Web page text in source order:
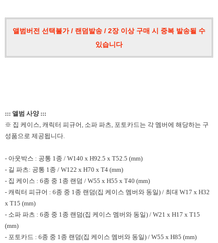
앨범버전 선택불가 / 랜덤발송 / 2장 이상 구매 시 중복 발송될 수
있습니다
::: 앨범 사양 :::
※ 집 케이스, 캐릭터 피규어, 소파 파츠, 포토카드는 각 멤버에 해당하는 구
성품으로 제공됩니다.
- 아웃박스 : 공통 1종 / W140 x H92.5 x T52.5 (mm)
- 길 파츠: 공통 1종 / W122 x H70 x T4 (mm)
- 집 케이스 : 6종 중 1종 랜덤 / W55 x H55 x T40 (mm)
- 캐릭터 피규어 : 6종 중 1종 랜덤(집 케이스 멤버와 동일) / 최대 W17 x H32
x T15 (mm)
- 소파 파츠 : 6종 중 1종 랜덤(집 케이스 멤버와 동일) / W21 x H17 x T15
(mm)
- 포토카드 : 6종 중 1종 랜덤(집 케이스 멤버와 동일) / W55 x H85 (mm)